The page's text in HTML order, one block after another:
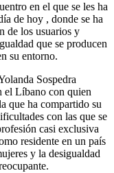
en el que se les ha
de hoy , donde se ha
de los usuarios y
que se producen
su entorno.
Sospedra
el Líbano con quien
que ha compartido su
con las que se
casi exclusiva
residente en un país
y la desigualdad